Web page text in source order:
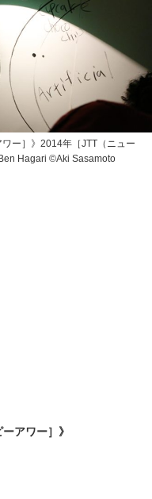
ー］》2014年［JTT（ニュー
Hagari ©Aki Sasamoto
アワー］》